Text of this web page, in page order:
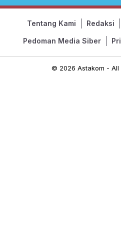
Tentang Kami Redaksi
Pedoman Media Siber
© 2026 Astakom - All